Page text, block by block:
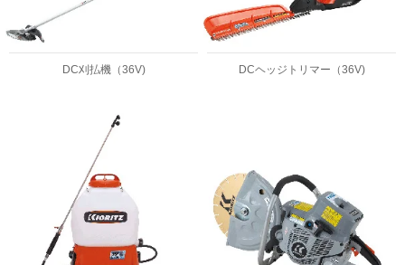
DC刈払機（36V) DCヘッジトリマー（36V)